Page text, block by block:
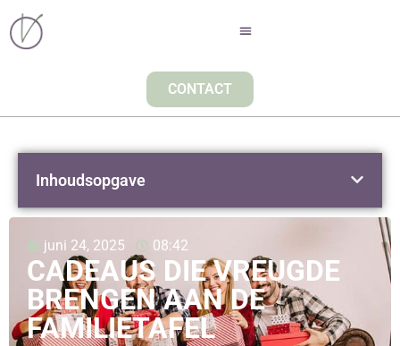
CONTACT
juni 24, 2025 08:42
CADEAUS DIE VREUGDE
BRENGEN AAN DE
FAMILIETAFEL
Inhoudsopgave